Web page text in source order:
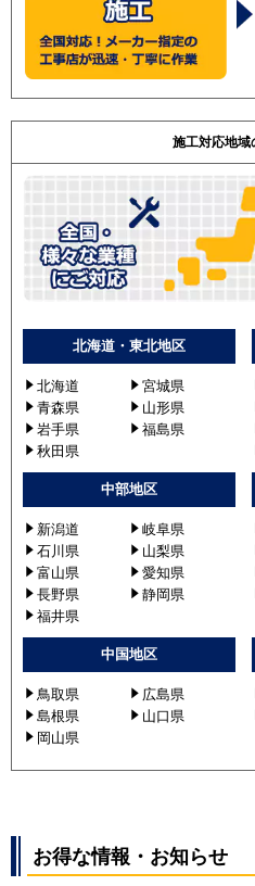
施工対応地域
北海道・東北地区
北海道
宮城県
青森県
山形県
岩手県
福島県
秋田県
中部地区
新潟道
岐阜県
石川県
山梨県
富山県
愛知県
長野県
静岡県
福井県
中国地区
鳥取県
広島県
島根県
山口県
岡山県
お得な情報・お知らせ